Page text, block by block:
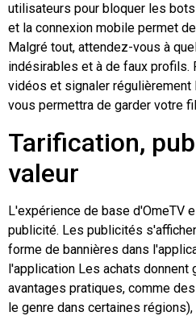
utilisateurs pour bloquer les
et la connexion mobile permet
Malgré tout, attendez-vous à
indésirables et à de faux profils.
vidéos et signaler
vous permettra de garder votre
Tarification,
valeur
L'expérience de base d'OmeTV
publicité. Les publicités
forme de bannières dans
l'application Les achats donnent
avantages pratiques, comme
le genre dans certaines